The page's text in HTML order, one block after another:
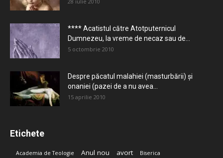
**** Acatistul către Atotputernicul
Dumnezeu, la vreme de necaz sau de...
5 octombrie 2010
Despre păcatul malahiei (masturbării) şi
onaniei (pazei de a nu avea...
15 aprilie 2010
Etichete
Academia de Teologie Anul nou avort Biserica